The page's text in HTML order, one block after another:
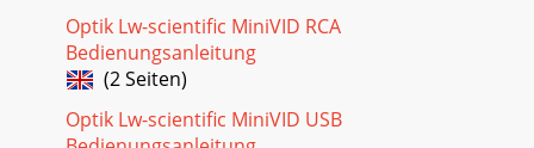
Optik Lw-scientific MiniVID RCA
Bedienungsanleitung
(2 Seiten)
Optik Lw-scientific MiniVID USB